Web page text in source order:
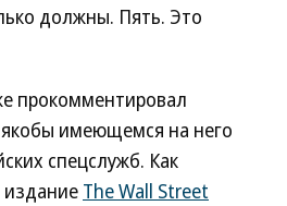
должны. Пять. Это
прокомментировал
имеющемся на него
спецслужб. Как
The Wall Street